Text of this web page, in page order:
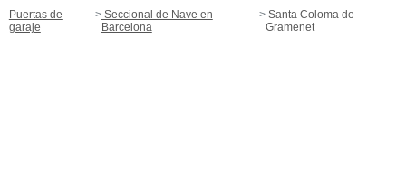
Puertas de
garaje
Seccional de Nave en
Barcelona
Santa Coloma de
Gramenet